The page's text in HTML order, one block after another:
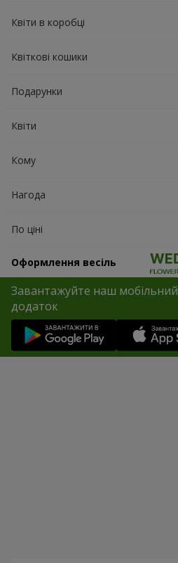
Квіти в коробці
Квіткові кошики
Подарунки
Квіти
Кому
Нагода
По ціні
Оформлення весіль
Завантажуйте наш мобільний
додаток